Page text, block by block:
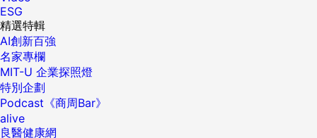
ESG
精選特輯
AI創新百強
名家專欄
MIT-U 企業探照燈
特別企劃
Podcast《商周Bar》
alive
良醫健康網